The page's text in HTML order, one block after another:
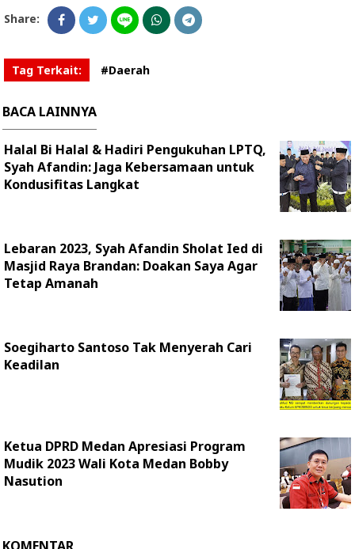
Share:
Tag Terkait: #Daerah
BACA LAINNYA
Halal Bi Halal & Hadiri Pengukuhan LPTQ,
Syah Afandin: Jaga Kebersamaan untuk
Kondusifitas Langkat
Lebaran 2023, Syah Afandin Sholat Ied di
Masjid Raya Brandan: Doakan Saya Agar
Tetap Amanah
Soegiharto Santoso Tak Menyerah Cari
Keadilan
Ketua DPRD Medan Apresiasi Program
Mudik 2023 Wali Kota Medan Bobby
Nasution